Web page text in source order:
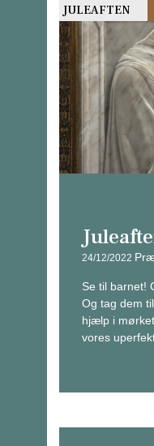
JULEAFTEN
24/12/2022
Se til barnet!
Og tag dem
hjælp i
vores